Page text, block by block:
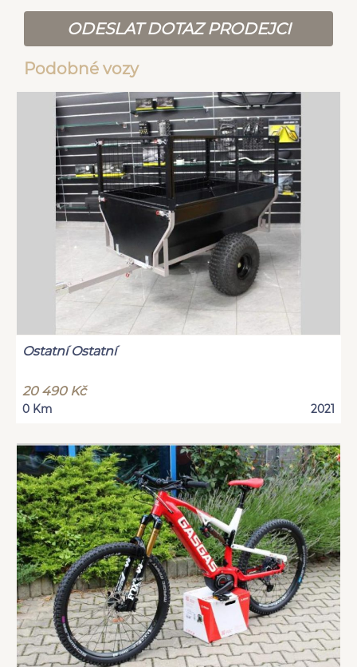
ODESLAT DOTAZ PRODEJCI
Podobné vozy
Ostatní Ostatní
20 490 Kč
0 Km 2021